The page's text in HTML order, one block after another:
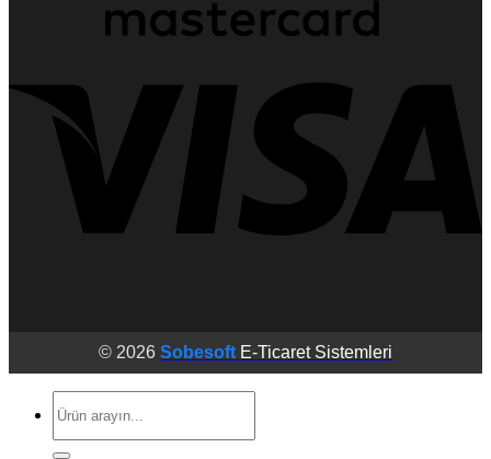
© 2026 Sobesoft E-Ticaret Sistemleri